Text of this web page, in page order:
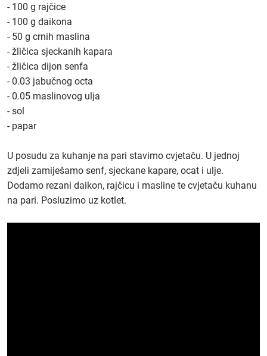
- 100 g rajčice
- 100 g daikona
- 50 g crnih maslina
- žličica sjeckanih kapara
- žličica dijon senfa
- 0.03 jabučnog octa
- 0.05 maslinovog ulja
- sol
- papar
U posudu za kuhanje na pari stavimo cvjetaču. U jednoj
zdjeli zamiješamo senf, sjeckane kapare, ocat i ulje.
Dodamo rezani daikon, rajčicu i masline te cvjetaču kuhanu
na pari. Posluzimo uz kotlet.